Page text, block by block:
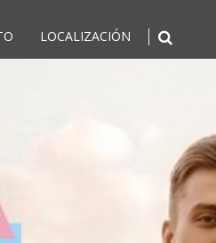
LOCALIZACIÓN